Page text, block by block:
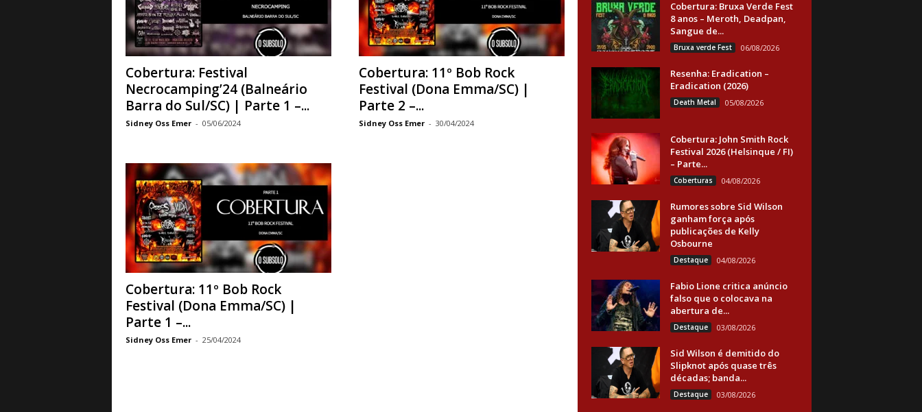
Cobertura: Festival
Necrocamping’24 (Balneário
Barra do Sul/SC) | Parte 1 –...
Sidney Oss Emer - 05/06/2024
Cobertura: 11º Bob Rock
Festival (Dona Emma/SC) |
Parte 2 –...
Sidney Oss Emer - 30/04/2024
Cobertura: 11º Bob Rock
Festival (Dona Emma/SC) |
Parte 1 –...
Sidney Oss Emer - 25/04/2024
Cobertura: Bruxa Verde Fest
8 anos – Meroth, Deadpan,
Sangue de...
Bruxa verde Fest 06/08/2026
Resenha: Eradication –
Eradication (2026)
Death Metal 05/08/2026
Cobertura: John Smith Rock
Festival 2026 (Helsinque / FI)
– Parte...
Coberturas 04/08/2026
Rumores sobre Sid Wilson
ganham força após
publicações de Kelly
Osbourne
Destaque 04/08/2026
Fabio Lione critica anúncio
falso que o colocava na
abertura de...
Destaque 03/08/2026
Sid Wilson é demitido do
Slipknot após quase três
décadas; banda...
Destaque 03/08/2026